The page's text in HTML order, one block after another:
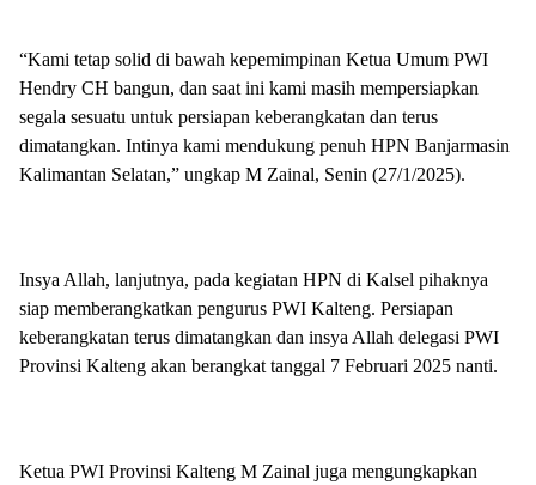
“Kami tetap solid di bawah kepemimpinan Ketua Umum PWI
Hendry CH bangun, dan saat ini kami masih mempersiapkan
segala sesuatu untuk persiapan keberangkatan dan terus
dimatangkan. Intinya kami mendukung penuh HPN Banjarmasin
Kalimantan Selatan,” ungkap M Zainal, Senin (27/1/2025).
Insya Allah, lanjutnya, pada kegiatan HPN di Kalsel pihaknya
siap memberangkatkan pengurus PWI Kalteng. Persiapan
keberangkatan terus dimatangkan dan insya Allah delegasi PWI
Provinsi Kalteng akan berangkat tanggal 7 Februari 2025 nanti.
Ketua PWI Provinsi Kalteng M Zainal juga mengungkapkan